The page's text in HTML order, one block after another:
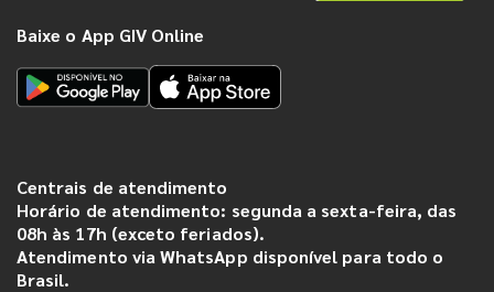
Baixe o App GIV Online
Centrais de atendimento
Horário de atendimento: segunda a sexta-feira, das
08h às 17h (exceto feriados).
Atendimento via WhatsApp disponível para todo o
Brasil.